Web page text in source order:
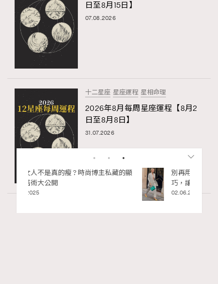
日至8月15日】
07.08.2026
十二星座 星座運程 星相命理
2026年8月每周星座運程【8月2
日至8月8日】
31.07.2026
別再用酒精消毒皮革！6個清潔手袋小技
巧，讓你更愛惜你的手袋